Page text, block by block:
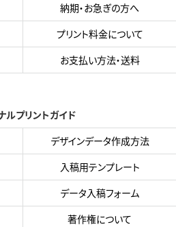
納期・お急ぎの方へ
プリント料金について
お支払い方法・送料
ルプリントガイド
デザインデータ作成方法
入稿用テンプレート
データ入稿フォーム
著作権について